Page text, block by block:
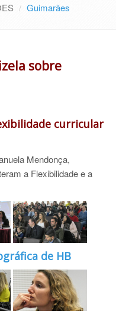
Guimarães
sobre
curricular
Mendonça,
a Flexibilidade e a
de HB